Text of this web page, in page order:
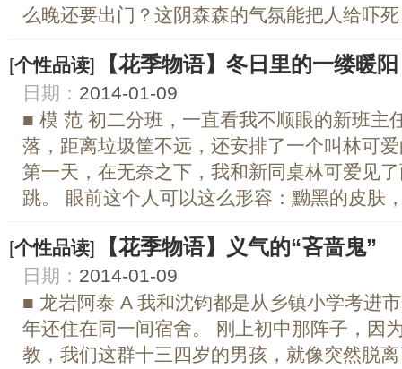
么晚还要出门？这阴森森的气氛能把人给吓
[个性品读] 【花季物语】冬日里的一缕暖阳
日期： 2014-01-09
■ 模 范 初二分班，一直看我不顺眼的新班主
落，距离垃圾筐不远，还安排了一个叫林可
第一天，在无奈之下，我和新同桌林可爱见
跳。 眼前这个人可以这么形容：黝黑的皮肤
[个性品读] 【花季物语】义气的“吝啬鬼”
日期： 2014-01-09
■ 龙岩阿泰 A 我和沈钧都是从乡镇小学考进
年还住在同一间宿舍。 刚上初中那阵子，因
教，我们这群十三四岁的男孩，就像突然脱